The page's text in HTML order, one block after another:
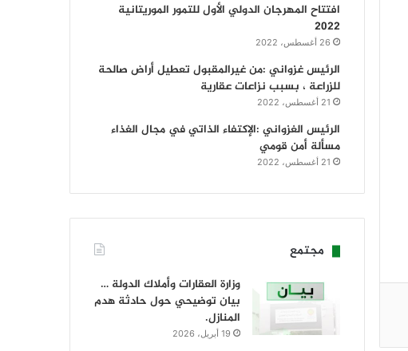
افتتاح المهرجان الدولي الأول للتمور الموريتانية
2022
26 أغسطس، 2022
الرئيس غزواني :من غيرالمقبول تعطيل أراض صالحة
للزراعة ، بسبب نزاعات عقارية
21 أغسطس، 2022
الرئيس الغزواني :الإكتفاء الذاتي في مجال الغذاء
مسألة أمن قومي
21 أغسطس، 2022
مجتمع
وزارة العقارات وأملاك الدولة …
بيان توضيحي حول حادثة هدم
المنازل.
19 أبريل، 2026